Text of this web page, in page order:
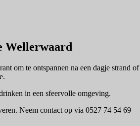
Wellerwaard
om te ontspannen na een dagje strand
in een sfeervolle omgeving.
Neem contact op via 0527 74 54 69